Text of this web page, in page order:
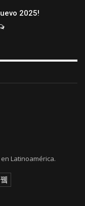
2025!
Latinoamérica.